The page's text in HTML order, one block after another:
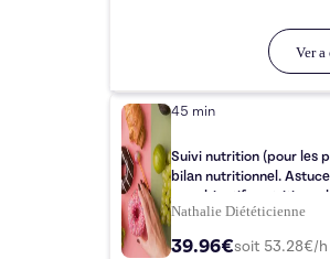
Ver a
45 min
Suivi nutrition (pour les
bilan nutritionnel. Astuces, conseils, outils pour atteindre
vos objectifs nutritionnels
Nathalie Diététicienne
39.96€soit 53.28€/h